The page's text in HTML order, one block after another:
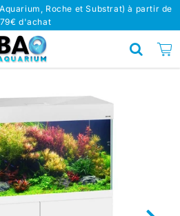
Aquarium, Roche et Substrat) à partir de
79€ d'achat